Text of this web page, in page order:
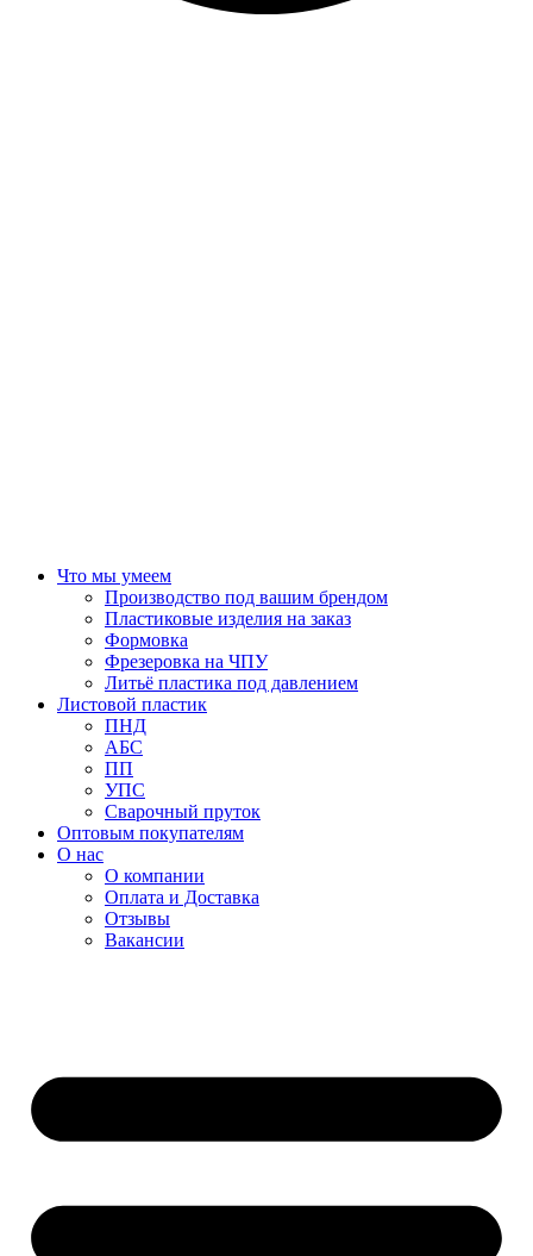
Что мы умеем
Производство под вашим брендом
Пластиковые изделия на заказ
Формовка
Фрезеровка на ЧПУ
Литьё пластика под давлением
Листовой пластик
ПНД
АБС
ПП
УПС
Сварочный пруток
Оптовым покупателям
О нас
О компании
Оплата и Доставка
Отзывы
Вакансии